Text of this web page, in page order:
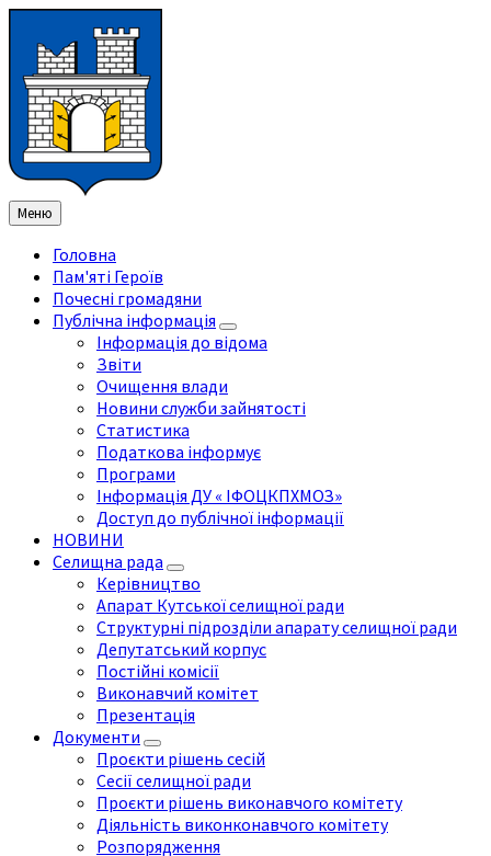
змісту
ліву
бічну
панель
праву
бічну
панель
нижнього
колонтитула
Меню
Головна
Пам'яті Героїв
Почесні громадяни
Публічна інформація
Інформація до відома
Звіти
Очищення влади
Новини служби зайнятості
Статистика
Податкова інформує
Програми
Інформація ДУ « ІФОЦКПХМОЗ»
Доступ до публічної інформації
НОВИНИ
Селищна рада
Керівництво
Апарат Кутської селищної ради
Структурні підрозділи апарату селищної ради
Депутатський корпус
Постійні комісії
Виконавчий комітет
Презентація
Документи
Проєкти рішень сесій
Сесії селищної ради
Проєкти рішень виконавчого комітету
Діяльність виконконавчого комітету
Розпорядження